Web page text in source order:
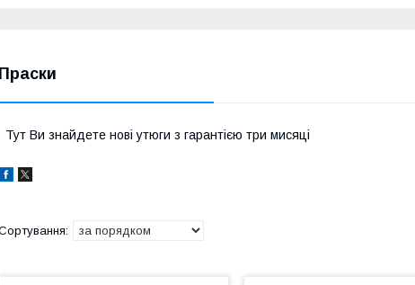
Праски
Тут Ви знайдете нові утюги з гарантією три мисяці